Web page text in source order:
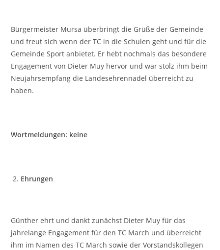
Bürgermeister Mursa überbringt die Grüße der Gemeinde
und freut sich wenn der TC in die Schulen geht und für die
Gemeinde Sport anbietet. Er hebt nochmals das besondere
Engagement von Dieter Muy hervor und war stolz ihm beim
Neujahrsempfang die Landesehrennadel überreicht zu
haben.
Wortmeldungen: keine
Ehrungen
Günther ehrt und dankt zunächst Dieter Muy für das
jahrelange Engagement für den TC March und überreicht
ihm im Namen des TC March sowie der Vorstandskollegen